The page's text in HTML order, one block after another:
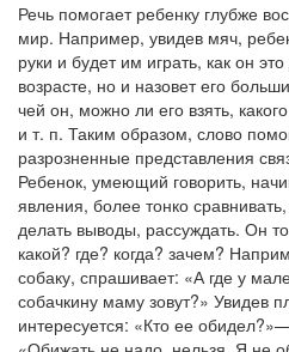
Речь помогает ребенку глубже
мир. Например, увидев мяч,
руки и будет им играть, как он
возрасте, но и назовет его
чей он, можно ли его взять,
и т. п. Таким образом, слово
разрозненные представления
Ребенок, умеющий говорить,
явления, более тонко
делать выводы, рассуждать. Он
какой? где? когда? зачем?
собаку, спрашивает: «А где у
собачкину маму зовут?» Увидев
интересуется: «Кто ее